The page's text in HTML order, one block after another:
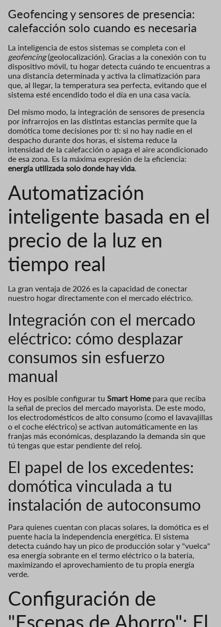
Geofencing y sensores de presencia:
calefacción solo cuando es necesaria
La inteligencia de estos sistemas se completa con el
geofencing(geolocalización). Gracias a la conexión con tu
dispositivo móvil, tu hogar detecta cuándo te encuentras a
una distancia determinada y activa la climatización para
que, al llegar, la temperatura sea perfecta, evitando que el
sistema esté encendido todo el día en una casa vacía.
Del mismo modo, la integración de sensores de presencia
por infrarrojos en las distintas estancias permite que la
domótica tome decisiones por ti: si no hay nadie en el
despacho durante dos horas, el sistema reduce la
intensidad de la calefacción o apaga el aire acondicionado
de esa zona. Es la máxima expresión de la eficiencia:
energía utilizada solo donde hay vida.
Automatización
inteligente basada en el
precio de la luz en
tiempo real
La gran ventaja de 2026 es la capacidad de conectar
nuestro hogar directamente con el mercado eléctrico.
Integración con el mercado
eléctrico: cómo desplazar
consumos sin esfuerzo
manual
Hoy es posible configurar tu Smart Homepara que reciba
la señal de precios del mercado mayorista. De este modo,
los electrodomésticos de alto consumo (como el lavavajillas
o el coche eléctrico) se activan automáticamente en las
franjas más económicas, desplazando la demanda sin que
tú tengas que estar pendiente del reloj.
El papel de los excedentes:
domótica vinculada a tu
instalación de autoconsumo
Para quienes cuentan con placas solares, la domótica es el
puente hacia la independencia energética. El sistema
detecta cuándo hay un pico de producción solar y "vuelca"
esa energía sobrante en el termo eléctrico o la batería,
maximizando el aprovechamiento de tu propia energía
verde.
Configuración de
"Escenas de Ahorro": El